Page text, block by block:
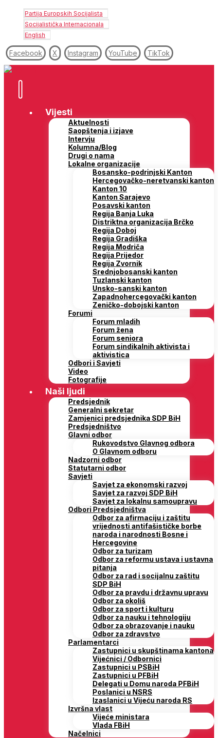
Partija Europskih Socijalista
Socijalistička Internacionala
English
Facebook X Instagram YouTube TikTok
Vijesti
Aktuelnosti
Saopštenja i izjave
Intervju
Kolumna/Blog
Drugi o nama
Lokalne organizacije
Bosansko-podrinjski Kanton
Hercegovačko-neretvanski kanton
Kanton 10
Kanton Sarajevo
Posavski kanton
Regija Banja Luka
Distriktna organizacija Brčko
Regija Doboj
Regija Gradiška
Regija Modriča
Regija Prijedor
Regija Zvornik
Srednjobosanski kanton
Tuzlanski kanton
Unsko-sanski kanton
Zapadnohercegovački kanton
Zeničko-dobojski kanton
Forumi
Forum mladih
Forum žena
Forum seniora
Forum sindikalnih aktivista i
aktivistica
Odbori i Savjeti
Video
Fotografije
Naši ljudi
Predsjednik
Generalni sekretar
Zamjenici predsjednika SDP BiH
Predsjedništvo
Glavni odbor
Rukovodstvo Glavnog odbora
O Glavnom odboru
Nadzorni odbor
Statutarni odbor
Savjeti
Savjet za ekonomski razvoj
Savjet za razvoj SDP BiH
Savjet za lokalnu samoupravu
Odbori Predsjedništva
Odbor za afirmaciju i zaštitu
vrijednosti antifašističke borbe
naroda i narodnosti Bosne i
Hercegovine
Odbor za turizam
Odbor za reformu ustava i ustavna
pitanja
Odbor za rad i socijalnu zaštitu
SDP BiH
Odbor za pravdu i državnu upravu
Odbor za okoliš
Odbor za sport i kulturu
Odbor za nauku i tehnologiju
Odbor za obrazovanje i nauku
Odbor za zdravstvo
Parlamentarci
Zastupnici u skupštinama kantona
Vijećnici / Odbornici
Zastupnici u PSBiH
Zastupnici u PFBiH
Delegati u Domu naroda PFBiH
Poslanici u NSRS
Izaslanici u Vijeću naroda RS
Izvršna vlast
Vijeće ministara
Vlada FBiH
Načelnici